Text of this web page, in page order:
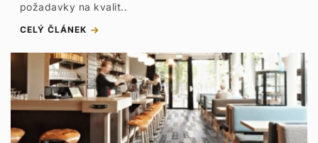
požadavky na kvalit..
CELÝ ČLÁNEK